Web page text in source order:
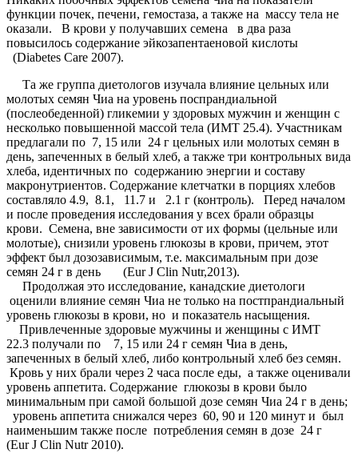
функции почек, печени, гемостаза, а также на массу тела не
оказали. В крови у получавших семена в два раза
повысилось содержание эйкозапентаеновой кислоты
(Diabetes Care 2007).
Та же группа диетологов изучала влияние цельных или
молотых семян Чиа на уровень поспрандиальной
(послеобеденной) гликемии у здоровых мужчин и женщин с
несколько повышенной массой тела (ИМТ 25.4). Участникам
предлагали по 7, 15 или 24 г цельных или молотых семян в
день, запеченных в белый хлеб, а также три контрольных вида
хлеба, идентичных по содержанию энергии и составу
макронутриентов. Содержание клетчатки в порциях хлебов
составляло 4.9, 8.1, 11.7 и 2.1 г (контроль). Перед началом
и после проведения исследования у всех брали образцы
крови. Семена, вне зависимости от их формы (цельные или
молотые), снизили уровень глюкозы в крови, причем, этот
эффект был дозозависимым, т.е. максимальным при дозе
семян 24 г в день (Eur J Clin Nutr,2013).
Продолжая это исследование, канадские диетологи
оценили влияние семян Чиа не только на постпрандиальный
уровень глюкозы в крови, но и показатель насыщения.
Привлеченные здоровые мужчины и женщины с ИМТ
22.3 получали по 7, 15 или 24 г семян Чиа в день,
запеченных в белый хлеб, либо контрольный хлеб без семян.
Кровь у них брали через 2 часа после еды, а также оценивали
уровень аппетита. Содержание глюкозы в крови было
минимальным при самой большой дозе семян Чиа 24 г в день;
уровень аппетита снижался через 60, 90 и 120 минут и был
наименьшим также после потребления семян в дозе 24 г
(Eur J Clin Nutr 2010).